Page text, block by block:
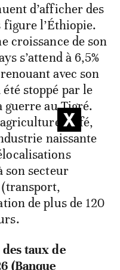
d’afficher des
figure l’Éthiopie.
croissance de son
s’attend à 6,5%
avec son
stoppé par le
guerre au Tigré.
(café,
naissante
son secteur
(transport,
de plus de 120
taux de
(Banque